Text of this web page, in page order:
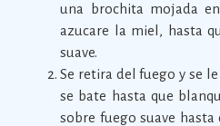
una brochita mojada
azucare la miel, hasta
suave.
Se retira del fuego y se
se bate hasta que
sobre fuego suave hasta